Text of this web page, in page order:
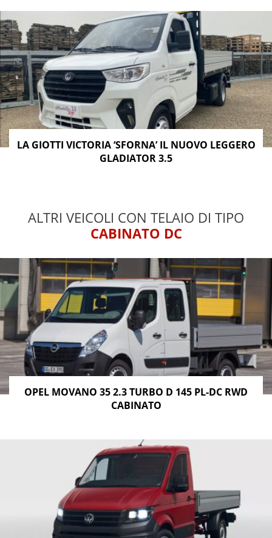
LA GIOTTI VICTORIA ‘SFORNA’ IL NUOVO LEGGERO
GLADIATOR 3.5
ALTRI VEICOLI CON TELAIO DI TIPO
CABINATO DC
OPEL MOVANO 35 2.3 TURBO D 145 PL-DC RWD
CABINATO